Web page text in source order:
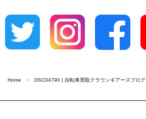
Home DSC04790 | 自転車買取クラウンギアーズブログ